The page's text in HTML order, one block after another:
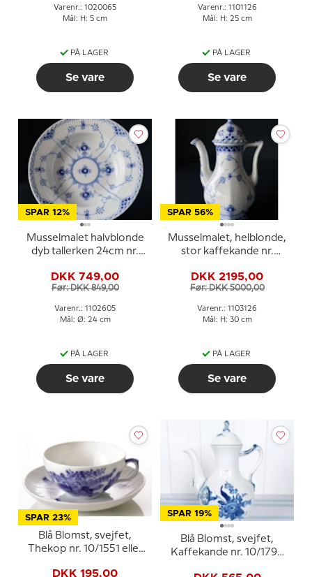
Varenr.: 1020065
Mål: H: 5 cm
PÅ LAGER
Se vare
Varenr.: 1101126
Mål: H: 25 cm
PÅ LAGER
Se vare
SPAR 12%
Musselmalet halvblonde
dyb tallerken 24cm nr.
Copenhagen
DKK 749,00
Før: DKK 849,00
Varenr.: 1102605
Mål: Ø: 24 cm
PÅ LAGER
Se vare
SPAR 56%
Musselmalet, helblonde,
stor kaffekande nr.
1,3 liter, Royal
Copenhagen
DKK 2195,00
Før: DKK 5000,00
Varenr.: 1103126
Mål: H: 30 cm
PÅ LAGER
Se vare
SPAR 23%
Blå Blomst, svejfet,
Thekop nr. 10/1551 eller
DKK 195,00
SPAR 19%
Blå Blomst, svejfet,
Kaffekande nr. 10/1794